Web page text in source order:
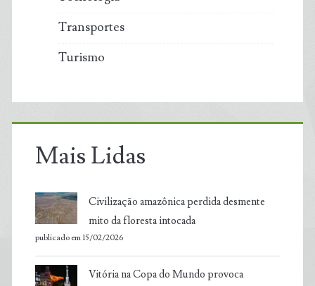
Transportes
Turismo
Mais Lidas
Civilização amazônica perdida desmente
mito da floresta intocada
publicado em 15/02/2026
Vitória na Copa do Mundo provoca